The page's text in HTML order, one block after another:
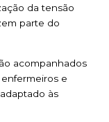
da tensão
parte do
acompanhados
e
às